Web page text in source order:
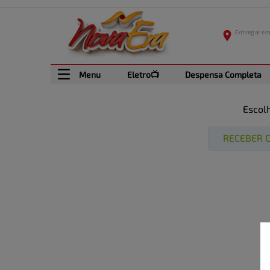
Menu Eletro📺 Despensa Completa
RECEBER